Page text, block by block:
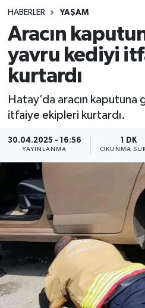
HABERLER YAŞAM
Aracın
yavru kediyi
kurtardı
Hatay’da aracın kaputuna
itfaiye ekipleri kurtardı.
30.04.2025 - 16:56
YAYINLANMA
1 DK
OKUNMA
Spor
Teknoloji
Yaşam